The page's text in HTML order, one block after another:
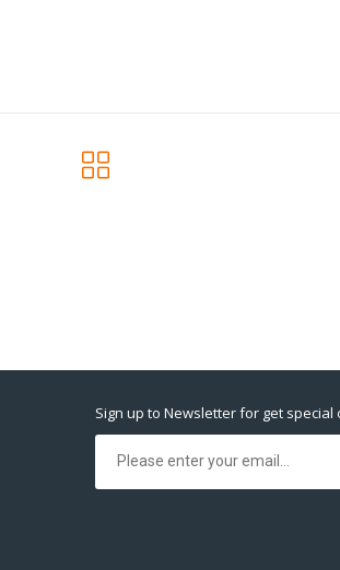
Sign up to Newsletter for get special